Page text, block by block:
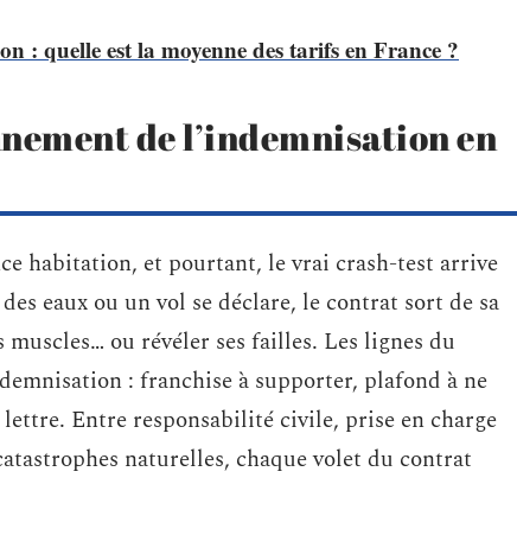
: quelle est la moyenne des tarifs en France ?
de l’indemnisation en
habitation, et pourtant, le vrai crash-test arrive
eaux ou un vol se déclare, le contrat sort de sa
ou révéler ses failles. Les lignes du
: franchise à supporter, plafond à ne
Entre responsabilité civile, prise en charge
naturelles, chaque volet du contrat